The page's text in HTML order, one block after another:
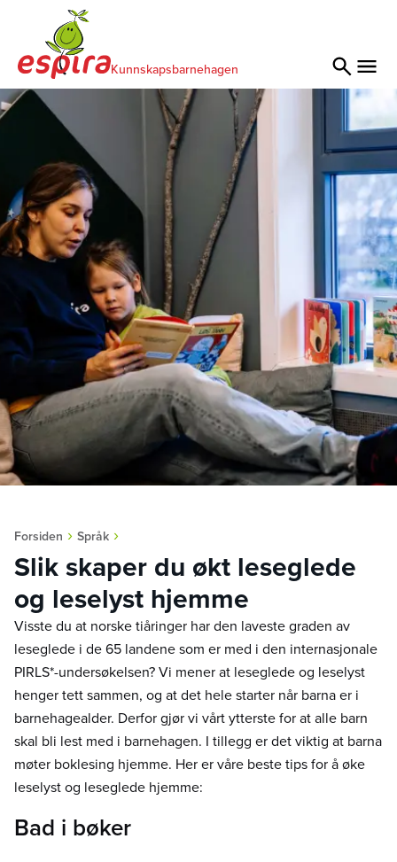
Kunnskapsbarnehagen
Forsiden › Språk ›
Slik skaper du økt leseglede
og leselyst hjemme
Visste du at norske tiåringer har den laveste graden av
leseglede i de 65 landene som er med i den internasjonale
PIRLS*-undersøkelsen? Vi mener at leseglede og leselyst
henger tett sammen, og at det hele starter når barna er i
barnehagealder. Derfor gjør vi vårt ytterste for at alle barn
skal bli lest med i barnehagen. I tillegg er det viktig at barna
møter boklesing hjemme. Her er våre beste tips for å øke
leselyst og leseglede hjemme:
Bad i bøker